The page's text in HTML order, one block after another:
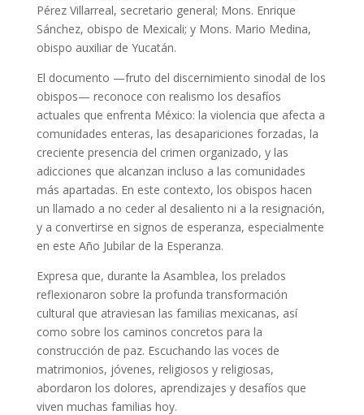
Pérez Villarreal, secretario general; Mons. Enrique
Sánchez, obispo de Mexicali; y Mons. Mario Medina,
obispo auxiliar de Yucatán.
El documento —fruto del discernimiento sinodal de los
obispos— reconoce con realismo los desafíos
actuales que enfrenta México: la violencia que afecta a
comunidades enteras, las desapariciones forzadas, la
creciente presencia del crimen organizado, y las
adicciones que alcanzan incluso a las comunidades
más apartadas. En este contexto, los obispos hacen
un llamado a no ceder al desaliento ni a la resignación,
y a convertirse en signos de esperanza, especialmente
en este Año Jubilar de la Esperanza.
Expresa que, durante la Asamblea, los prelados
reflexionaron sobre la profunda transformación
cultural que atraviesan las familias mexicanas, así
como sobre los caminos concretos para la
construcción de paz. Escuchando las voces de
matrimonios, jóvenes, religiosos y religiosas,
abordaron los dolores, aprendizajes y desafíos que
viven muchas familias hoy.